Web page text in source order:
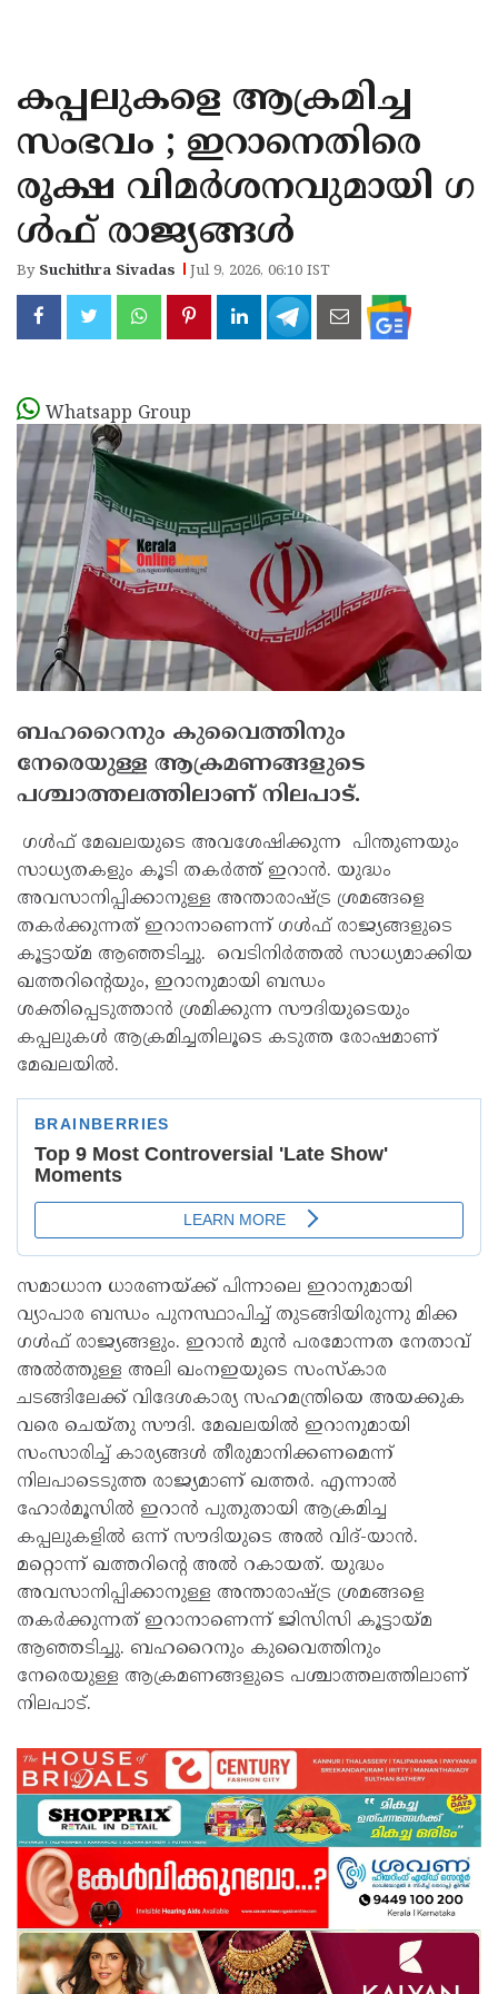
KANNUR
KASARAGOD
കപ്പലുകളെ ആക്രമിച്ച
സംഭവം ; ഇറാനെതിരെ
രൂക്ഷ വിമര്‍ശനവുമായി ഗ
ള്‍ഫ് രാജ്യങ്ങള്‍
By Suchithra Sivadas Jul 9, 2026, 06:10 IST
Whatsapp Group
ബഹറൈനും കുവൈത്തിനും
നേരെയുള്ള ആക്രമണങ്ങളുടെ
പശ്ചാത്തലത്തിലാണ് നിലപാട്.
ഗള്‍ഫ് മേഖലയുടെ അവശേഷിക്കുന്ന പിന്തുണയും
സാധ്യതകളും കൂടി തകര്‍ത്ത് ഇറാന്‍. യുദ്ധം
അവസാനിപ്പിക്കാനുള്ള അന്താരാഷ്ട്ര ശ്രമങ്ങളെ
തകര്‍ക്കുന്നത് ഇറാനാണെന്ന് ഗള്‍ഫ് രാജ്യങ്ങളുടെ
കൂട്ടായ്മ ആഞ്ഞടിച്ചു. വെടിനിര്‍ത്തല്‍ സാധ്യമാക്കിയ
ഖത്തറിന്റെയും, ഇറാനുമായി ബന്ധം
ശക്തിപ്പെടുത്താന്‍ ശ്രമിക്കുന്ന സൗദിയുടെയും
കപ്പലുകള്‍ ആക്രമിച്ചതിലൂടെ കടുത്ത രോഷമാണ്
മേഖലയില്‍.
സമാധാന ധാരണയ്ക്ക് പിന്നാലെ ഇറാനുമായി
വ്യാപാര ബന്ധം പുനസ്ഥാപിച്ച് തുടങ്ങിയിരുന്നു മിക്ക
ഗള്‍ഫ് രാജ്യങ്ങളും. ഇറാന്‍ മുന്‍ പരമോന്നത നേതാവ്
അല്‍ത്തുള്ള അലി ഖംനഇയുടെ സംസ്‌കാര
ചടങ്ങിലേക്ക് വിദേശകാര്യ സഹമന്ത്രിയെ അയക്കുക
വരെ ചെയ്തു സൗദി. മേഖലയില്‍ ഇറാനുമായി
സംസാരിച്ച് കാര്യങ്ങള്‍ തീരുമാനിക്കണമെന്ന്
നിലപാടെടുത്ത രാജ്യമാണ് ഖത്തര്‍. എന്നാല്‍
ഹോര്‍മൂസില്‍ ഇറാന്‍ പുതുതായി ആക്രമിച്ച
കപ്പലുകളില്‍ ഒന്ന് സൗദിയുടെ അല്‍ വിദ്-യാന്‍.
മറ്റൊന്ന് ഖത്തറിന്റെ അല്‍ റകായത്. യുദ്ധം
അവസാനിപ്പിക്കാനുള്ള അന്താരാഷ്ട്ര ശ്രമങ്ങളെ
തകര്‍ക്കുന്നത് ഇറാനാണെന്ന് ജിസിസി കൂട്ടായ്മ
ആഞ്ഞടിച്ചു. ബഹറൈനും കുവൈത്തിനും
നേരെയുള്ള ആക്രമണങ്ങളുടെ പശ്ചാത്തലത്തിലാണ്
നിലപാട്.